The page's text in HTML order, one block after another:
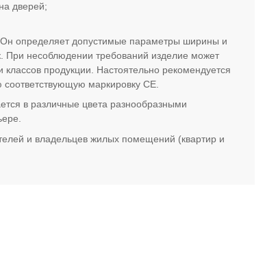
дверей;
определяет допустимые параметры ширины и
При несоблюдении требований изделие может
продукции. Настоятельно рекомендуется
маркировку СЕ.
в различные цвета разнообразными
и владельцев жилых помещений (квартир и